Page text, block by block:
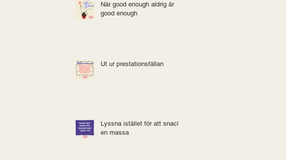
När good enough aldrig är
good enough
Ut ur prestationsfällan
Lyssna istället för att snacka
en massa